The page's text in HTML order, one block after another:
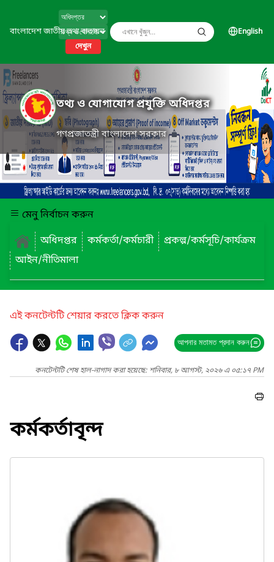
বাংলাদেশ জাতীয় তথ্য বাতায়ন
দেখুন
English
তথ্য ও যোগাযোগ প্রযুক্তি অধিদপ্তর
গণপ্রজাতন্ত্রী বাংলাদেশ সরকার
মেনু নির্বাচন করুন
অধিদপ্তর
কর্মকর্তা/কর্মচারী
প্রকল্প/কর্মসূচি/কার্যক্রম
আইন/নীতিমালা
এই কনটেন্টটি শেয়ার করতে ক্লিক করুন
আপনার মতামত প্রদান করুন
কনটেন্টটি শেষ হাল-নাগাদ করা হয়েছে: শনিবার, ৮ আগস্ট, ২০২৬ এ ০৫:১৭ PM
কর্মকর্তাবৃন্দ